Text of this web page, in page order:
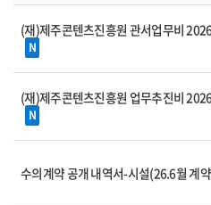
(재)제주콘텐츠진흥원 관서업무비
N
(재)제주콘텐츠진흥원 업무추진비
N
수의계약 공개 내역서-시설(26.6월 계